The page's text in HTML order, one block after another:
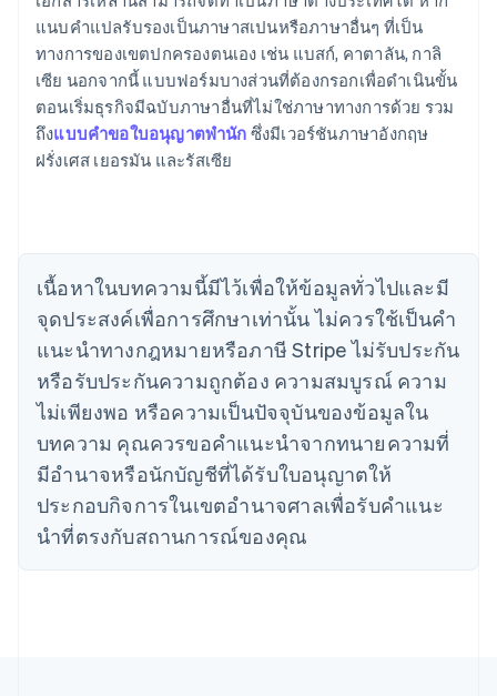
แนบคำแปลรับรองเป็นภาษาสเปนหรือภาษาอื่นๆ ที่เป็น
ทางการของเขตปกครองตนเอง เช่น แบสก์, คาตาลัน, กาลิ
เซีย นอกจากนี้ แบบฟอร์มบางส่วนที่ต้องกรอกเพื่อดำเนินขั้น
ตอนเริ่มธุรกิจมีฉบับภาษาอื่นที่ไม่ใช่ภาษาทางการด้วย รวม
ถึงแบบคำขอใบอนุญาตพำนัก ซึ่งมีเวอร์ชันภาษาอังกฤษ
ฝรั่งเศส เยอรมัน และรัสเซีย
เนื้อหาในบทความนี้มีไว้เพื่อให้ข้อมูลทั่วไปและมี
จุดประสงค์เพื่อการศึกษาเท่านั้น ไม่ควรใช้เป็นคํา
แนะนําทางกฎหมายหรือภาษี Stripe ไม่รับประกัน
หรือรับประกันความถูกต้อง ความสมบูรณ์ ความ
ไม่เพียงพอ หรือความเป็นปัจจุบันของข้อมูลใน
บทความ คุณควรขอคําแนะนําจากทนายความที่
มีอํานาจหรือนักบัญชีที่ได้รับใบอนุญาตให้
ประกอบกิจการในเขตอํานาจศาลเพื่อรับคําแนะ
นําที่ตรงกับสถานการณ์ของคุณ
กรีซ
English
เขตบริหารพิเศษฮ่องกง ประเทศจีน
English简体中文
แคนาดา
EnglishFrançais
ไซปรัส
ญี่ปุ่น
日本語English
เดนมาร์ก
English
ไทย
ไทยEnglish
English
นิวซีแลนด์
English
เนเธอร์แลนด์
NederlandsEnglish